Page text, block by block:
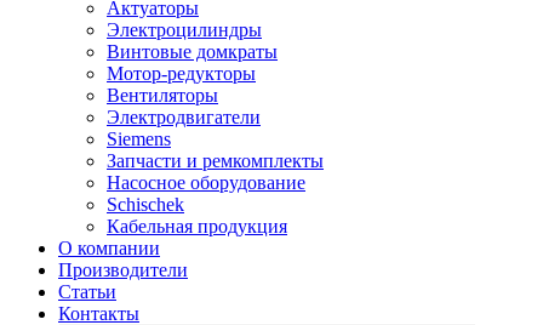
Актуаторы
Электроцилиндры
Винтовые домкраты
Мотор-редукторы
Вентиляторы
Электродвигатели
Siemens
Запчасти и ремкомплекты
Насосное оборудование
Schischek
Кабельная продукция
О компании
Производители
Статьи
Контакты